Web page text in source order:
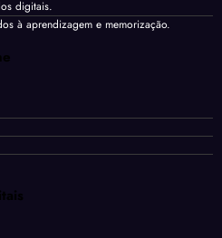
digitais.
à aprendizagem e memorização.